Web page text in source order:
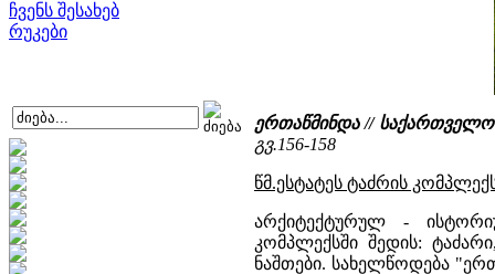
ჩვენს შესახებ
რუკები
ერთაწმინდა //
გვ.156-158
წმ.ესტატეს ტაძრის
არქიტექტურულ -
კომპლექსში შედის:
ნაშთები. სახელწოდება